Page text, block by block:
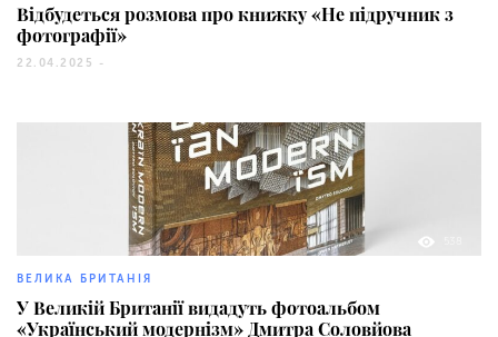
Відбудеться розмова про книжку «Не підручник з
фотографії»
22.04.2025 -
ВЕЛИКА БРИТАНІЯ
У Великій Британії видадуть фотоальбом
«Український модернізм» Дмитра Соловйова